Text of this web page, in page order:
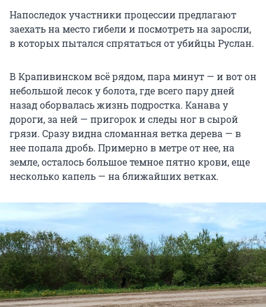
Напоследок участники процессии предлагают
заехать на место гибели и посмотреть на заросли,
в которых пытался спрятаться от убийцы Руслан.
В Крапивинском всё рядом, пара минут — и вот он
небольшой лесок у болота, где всего пару дней
назад оборвалась жизнь подростка. Канава у
дороги, за ней — пригорок и следы ног в сырой
грязи. Сразу видна сломанная ветка дерева — в
нее попала дробь. Примерно в метре от нее, на
земле, осталось большое темное пятно крови, еще
несколько капель — на ближайших ветках.